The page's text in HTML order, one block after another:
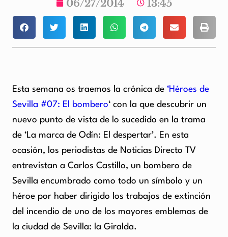
06/27/2014 13:45
Esta semana os traemos la crónica de ‘Héroes de
Sevilla #07: El bombero‘ con la que descubrir un
nuevo punto de vista de lo sucedido en la trama
de ‘La marca de Odín: El despertar’. En esta
ocasión, los periodistas de Noticias Directo TV
entrevistan a Carlos Castillo, un bombero de
Sevilla encumbrado como todo un símbolo y un
héroe por haber dirigido los trabajos de extinción
del incendio de uno de los mayores emblemas de
la ciudad de Sevilla: la Giralda.